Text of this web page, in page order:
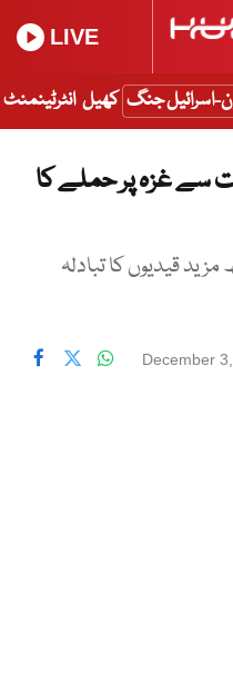
LIVE
اسرائیل جنگ کھیل انٹرٹینمنٹ
سے غزہ پر حملے کا
قیدیوں کا تبادلہ
December